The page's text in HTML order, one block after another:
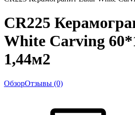
CR225
White Carving
1,44м2
ОбзорОтзывы (0)